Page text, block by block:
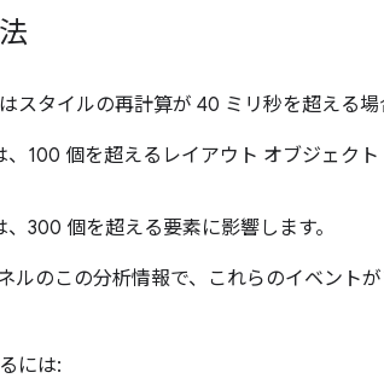
スタイルの再計算が 40 ミリ秒を超える場
100 個を超えるレイアウト オブジェク
300 個を超える要素に影響します。
ルのこの分析情報で、これらのイベント
には: